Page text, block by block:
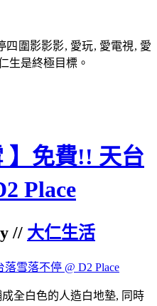
四圍影影影, 愛玩, 愛電視, 愛
生是終極目標。
】免費!! 天台
Place
// 大仁生活
全白色的人造白地墊, 同時